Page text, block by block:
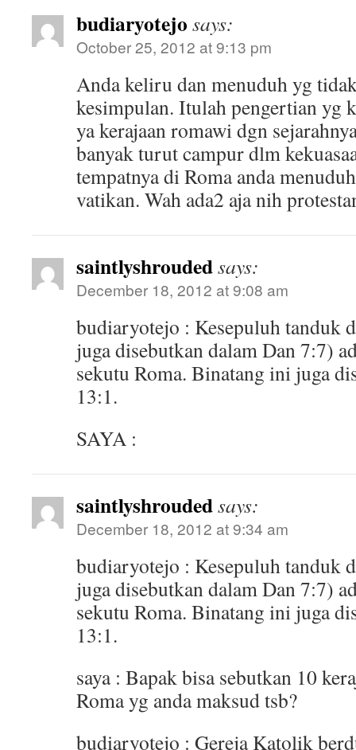
budiaryotejo says:
October 25, 2012 at 9:13 pm
Anda keliru dan menuduh yg
kesimpulan. Itulah pengertian yg
ya kerajaan romawi dgn
banyak turut campur dlm
tempatnya di Roma anda
vatikan. Wah ada2 aja nih
saintlyshroudedsays:
December 18, 2012 at 9:08 am
budiaryotejo : Kesepuluh tanduk
juga disebutkan dalam Dan 7:7)
sekutu Roma. Binatang ini juga
13:1.
SAYA :
saintlyshroudedsays:
December 18, 2012 at 9:34 am
budiaryotejo : Kesepuluh tanduk
juga disebutkan dalam Dan 7:7)
sekutu Roma. Binatang ini juga
13:1.
saya : Bapak bisa sebutkan 10
Roma yg anda maksud tsb?
budiaryotejo : Gereja Katolik